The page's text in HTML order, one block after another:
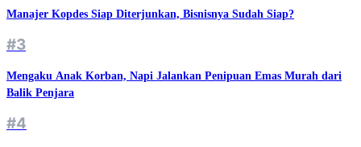
Manajer Kopdes Siap Diterjunkan, Bisnisnya Sudah Siap?
#3
Mengaku Anak Korban, Napi Jalankan Penipuan Emas Murah dari
Balik Penjara
#4